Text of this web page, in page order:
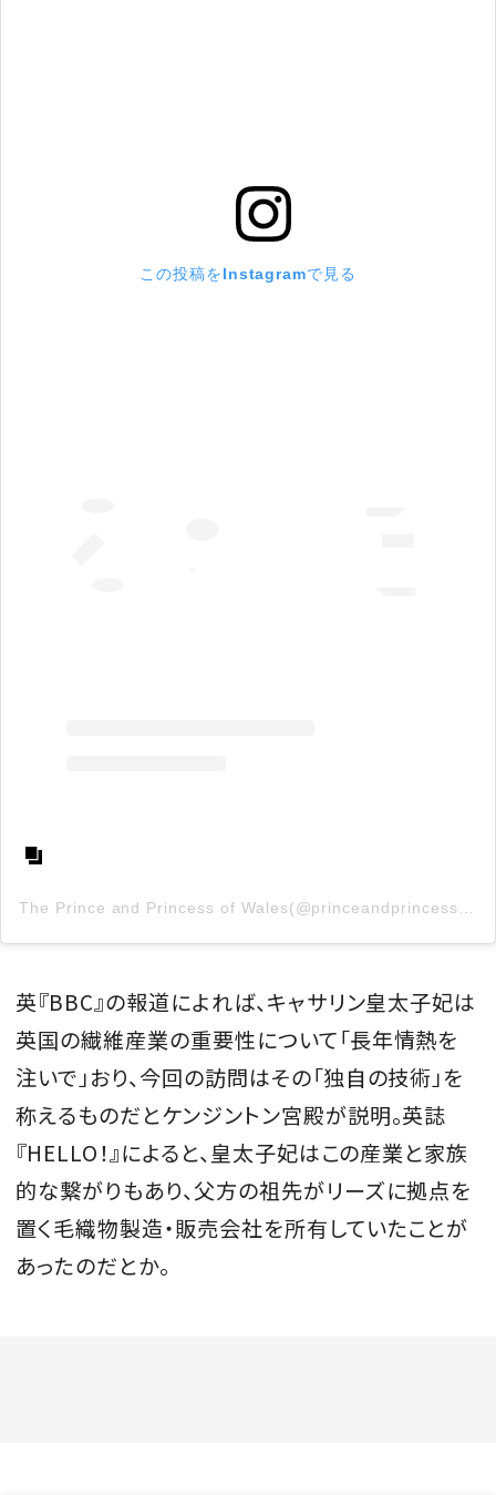
この投稿をInstagramで見る
英『BBC』の報道によれば、キャサリン皇太子妃は
英国の繊維産業の重要性について「長年情熱を
注いで」おり、今回の訪問はその「独自の技術」を
称えるものだとケンジントン宮殿が説明。英誌
『HELLO！』によると、皇太子妃はこの産業と家族
的な繋がりもあり、父方の祖先がリーズに拠点を
置く毛織物製造・販売会社を所有していたことが
あったのだとか。